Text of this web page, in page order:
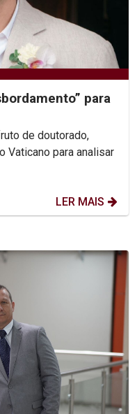
para
de doutorado,
Vaticano para analisar
LER MAIS